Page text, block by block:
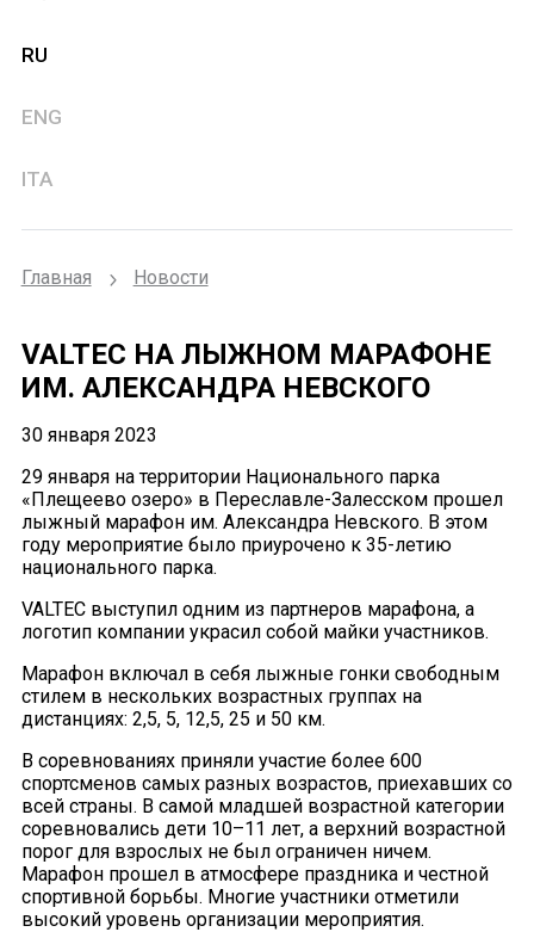
RU
ENG
ITA
Главная Новости
VALTEC НА ЛЫЖНОМ МАРАФОНЕ
ИМ. АЛЕКСАНДРА НЕВСКОГО
30 января 2023
29 января на территории Национального парка
«Плещеево озеро» в Переславле-Залесском прошел
лыжный марафон им. Александра Невского. В этом
году мероприятие было приурочено к 35-летию
национального парка.
VALTEC выступил одним из партнеров марафона, а
логотип компании украсил собой майки участников.
Марафон включал в себя лыжные гонки свободным
стилем в нескольких возрастных группах на
дистанциях: 2,5, 5, 12,5, 25 и 50 км.
В соревнованиях приняли участие более 600
спортсменов самых разных возрастов, приехавших со
всей страны. В самой младшей возрастной категории
соревновались дети 10–11 лет, а верхний возрастной
порог для взрослых не был ограничен ничем.
Марафон прошел в атмосфере праздника и честной
спортивной борьбы. Многие участники отметили
высокий уровень организации мероприятия.